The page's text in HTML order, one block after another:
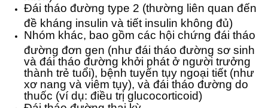
Đái tháo đường type 2 (thường liên quan đến
đề kháng insulin và tiết insulin không đủ)
Nhóm khác, bao gồm các hội chứng đái tháo
đường đơn gen (như đái tháo đường sơ sinh
và đái tháo đường khởi phát ở người trưởng
thành trẻ tuổi), bệnh tuyến tụy ngoại tiết (như
xơ nang và viêm tụy), và đái tháo đường do
thuốc (ví dụ: điều trị glucocorticoid)